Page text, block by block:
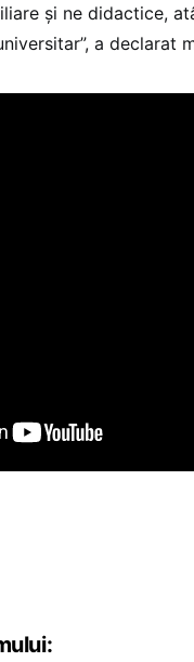
și ne didactice,
a declarat